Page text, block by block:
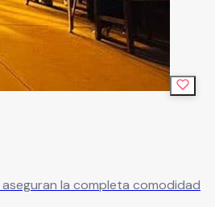
la completa comodidad